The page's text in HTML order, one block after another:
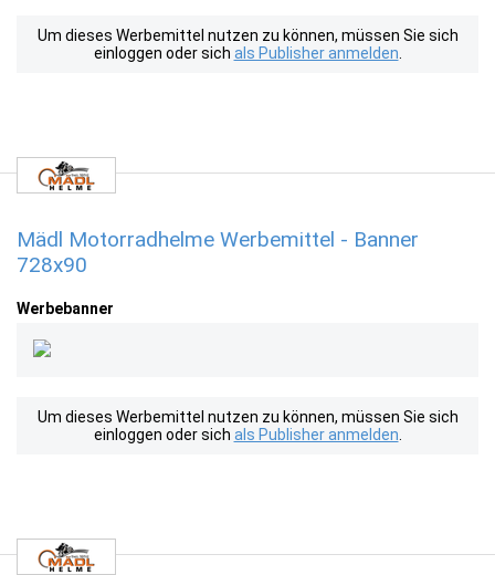
Um dieses Werbemittel nutzen zu können, müssen Sie sich
einloggen oder sich als Publisher anmelden
Mädl Motorradhelme Werbemittel - Banner
728x90
Werbebanner
Um dieses Werbemittel nutzen zu können, müssen Sie sich
einloggen oder sich als Publisher anmelden